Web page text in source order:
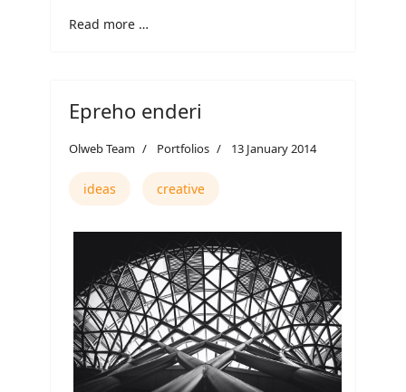
Read more …
Epreho enderi
Olweb Team Portfolios 13 January 2014
ideas creative